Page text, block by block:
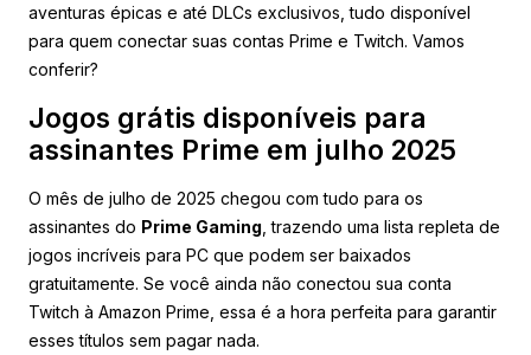
aventuras épicas e até DLCs exclusivos, tudo disponível
para quem conectar suas contas Prime e Twitch. Vamos
conferir?
Jogos grátis disponíveis para
assinantes Prime em julho 2025
O mês de julho de 2025 chegou com tudo para os
assinantes do Prime Gaming , trazendo uma lista repleta de
jogos incríveis para PC que podem ser baixados
gratuitamente. Se você ainda não conectou sua conta
Twitch à Amazon Prime, essa é a hora perfeita para garantir
esses títulos sem pagar nada.